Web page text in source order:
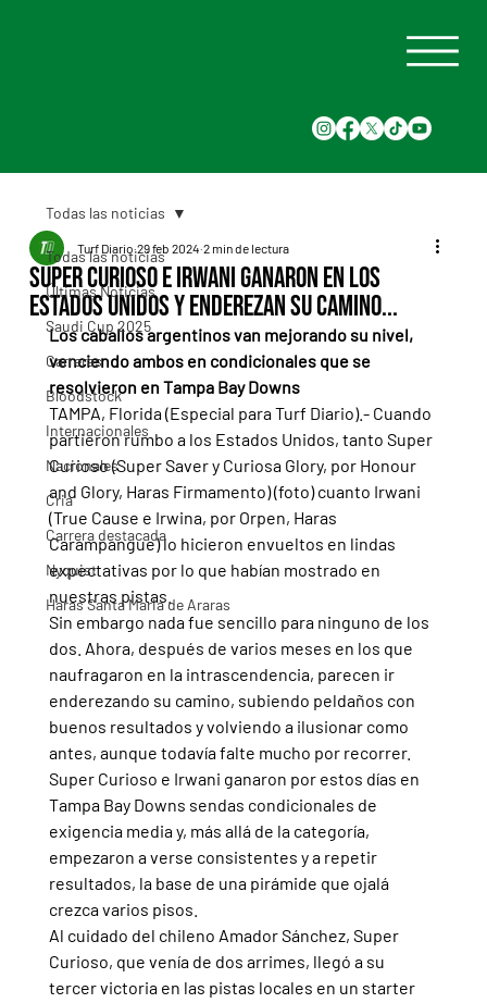
Todas las noticias
Últimas Noticias
Saudi Cup 2025
Carreras
Bloodstock
Internacionales
Nacionales
Cria
Carrera destacada
Nyquist
Haras Santa Maria de Araras
Todas las noticias
Super Curioso e Irwani ganaron en los
Estados Unidos y enderezan su camino...
Turf Diario 29 feb 2024 2 min de lectura
Los caballos argentinos van mejorando su nivel,
venciendo ambos en condicionales que se
resolvieron en Tampa Bay Downs
TAMPA, Florida (Especial para Turf Diario).- Cuando
partieron rumbo a los Estados Unidos, tanto Super
Curioso (Super Saver y Curiosa Glory, por Honour
and Glory, Haras Firmamento) (foto) cuanto Irwani
(True Cause e Irwina, por Orpen, Haras
Carampangue) lo hicieron envueltos en lindas
expectativas por lo que habían mostrado en
nuestras pistas.
Sin embargo nada fue sencillo para ninguno de los
dos. Ahora, después de varios meses en los que
naufragaron en la intrascendencia, parecen ir
enderezando su camino, subiendo peldaños con
buenos resultados y volviendo a ilusionar como
antes, aunque todavía falte mucho por recorrer.
Super Curioso e Irwani ganaron por estos días en
Tampa Bay Downs sendas condicionales de
exigencia media y, más allá de la categoría,
empezaron a verse consistentes y a repetir
resultados, la base de una pirámide que ojalá
crezca varios pisos.
Al cuidado del chileno Amador Sánchez, Super
Curioso, que venía de dos arrimes, llegó a su
tercer victoria en las pistas locales en un starter